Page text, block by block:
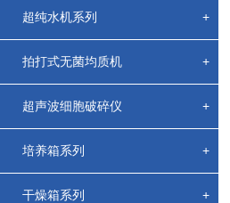
超纯水机系列 +
拍打式无菌均质机 +
超声波细胞破碎仪 +
培养箱系列 +
干燥箱系列 +